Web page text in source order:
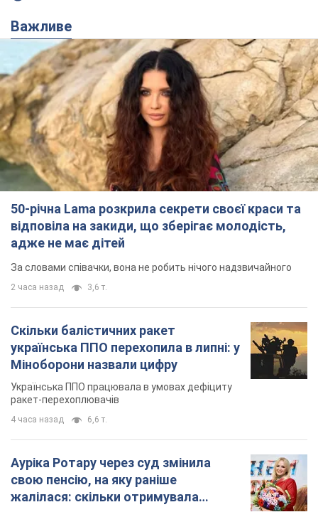
Важливе
50-річна Lama розкрила секрети своєї краси та
відповіла на закиди, що зберігає молодість,
адже не має дітей
За словами співачки, вона не робить нічого надзвичайного
2 часа назад 3,6 т.
Скільки балістичних ракет
українська ППО перехопила в липні: у
Міноборони назвали цифру
Українська ППО працювала в умовах дефіциту
ракет-перехоплювачів
4 часа назад 6,6 т.
Ауріка Ротару через суд змінила
свою пенсію, на яку раніше
жалілася: скільки отримувала